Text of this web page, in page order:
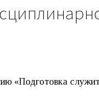
«Подготовка